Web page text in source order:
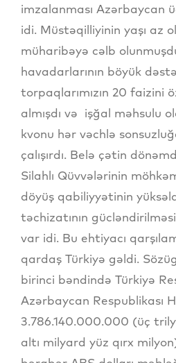
imzalanması Azərbaycan
idi. Müstəqilliyinin yaşı az
müharibəyə cəlb
havadarlarının böyük
torpaqlarımızın 20 faizini
almışdı və işğal məhsulu
kvonu hər vəchlə
çalışırdı. Belə çətin
Silahlı Qüvvələrinin
döyüş qabiliyyətinin
təchizatının
var idi. Bu ehtiyacı
qardaş Türkiyə gəldi.
birinci bəndində Türkiyə
Azərbaycan Respublikası
3.786.140.000.000 (üç
altı milyard yüz qırx